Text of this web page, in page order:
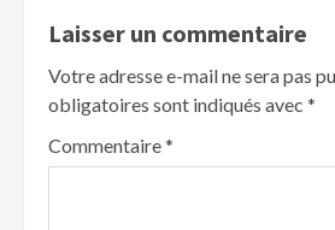
Laisser un commentaire
Votre adresse e-mail ne sera pas
obligatoires sont indiqués avec *
Commentaire*